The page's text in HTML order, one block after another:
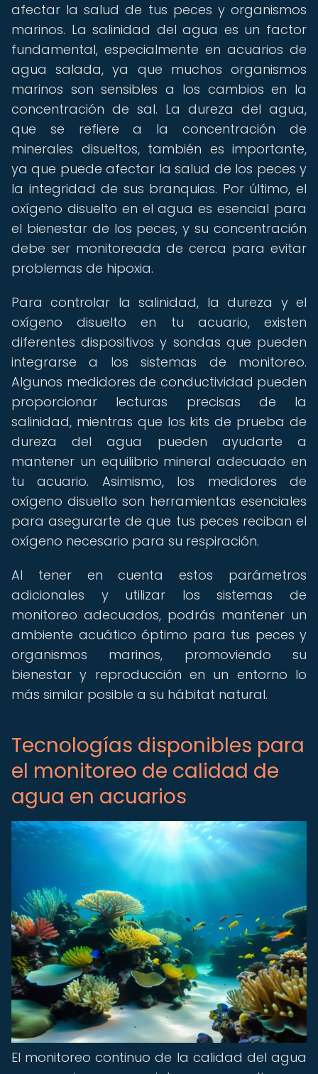
afectar la salud de tus peces y organismos
marinos. La salinidad del agua es un factor
fundamental, especialmente en acuarios de
agua salada, ya que muchos organismos
marinos son sensibles a los cambios en la
concentración de sal. La dureza del agua,
que se refiere a la concentración de
minerales disueltos, también es importante,
ya que puede afectar la salud de los peces y
la integridad de sus branquias. Por último, el
oxígeno disuelto en el agua es esencial para
el bienestar de los peces, y su concentración
debe ser monitoreada de cerca para evitar
problemas de hipoxia.
Para controlar la salinidad, la dureza y el
oxígeno disuelto en tu acuario, existen
diferentes dispositivos y sondas que pueden
integrarse a los sistemas de monitoreo.
Algunos medidores de conductividad pueden
proporcionar lecturas precisas de la
salinidad, mientras que los kits de prueba de
dureza del agua pueden ayudarte a
mantener un equilibrio mineral adecuado en
tu acuario. Asimismo, los medidores de
oxígeno disuelto son herramientas esenciales
para asegurarte de que tus peces reciban el
oxígeno necesario para su respiración.
Al tener en cuenta estos parámetros
adicionales y utilizar los sistemas de
monitoreo adecuados, podrás mantener un
ambiente acuático óptimo para tus peces y
organismos marinos, promoviendo su
bienestar y reproducción en un entorno lo
más similar posible a su hábitat natural.
Tecnologías disponibles para
el monitoreo de calidad de
agua en acuarios
El monitoreo continuo de la calidad del agua